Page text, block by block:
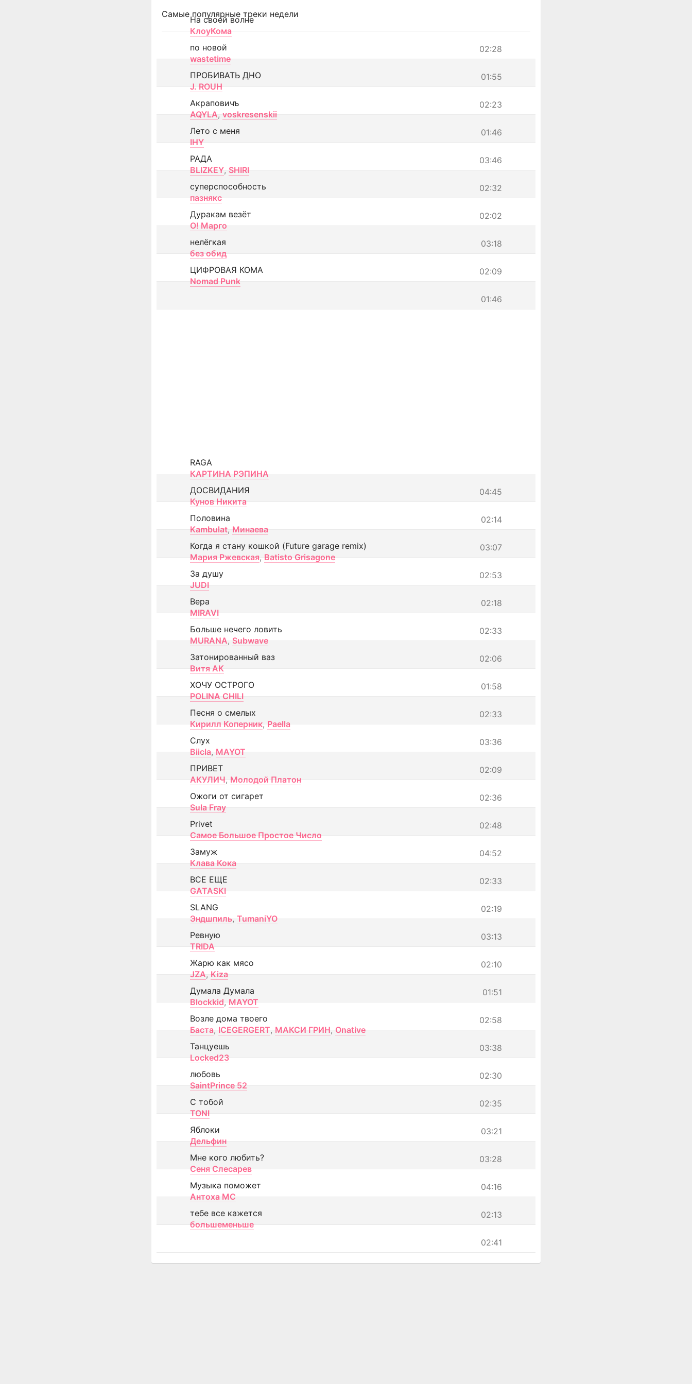
Самые популярные треки недели
На своей волне
КлоуКома
02:28
по новой
wastetime
01:55
ПРОБИВАТЬ ДНО
J. ROUH
02:23
Акраповичъ
AQYLA, voskresenskii
01:46
Лето с меня
IHY
03:46
РАДА
BLIZKEY, SHIRI
02:32
суперспособность
пазнякс
02:02
Дуракам везёт
О! Марго
03:18
нелёгкая
без обид
02:09
ЦИФРОВАЯ КОМА
Nomad Punk
01:46
RAGA
КАРТИНА РЭПИНА
04:45
ДОСВИДАНИЯ
Кунов Никита
02:14
Половина
Kambulat, Минаева
03:07
Когда я стану кошкой (Future garage remix)
Мария Ржевская, Batisto Grisagone
02:53
За душу
JUDI
02:18
Вера
MIRAVI
02:33
Больше нечего ловить
MURANA, Subwave
02:06
Затонированный ваз
Витя АК
01:58
ХОЧУ ОСТРОГО
POLINA CHILI
02:33
Песня о смелых
Кирилл Коперник, Paella
03:36
Слух
Biicla, MAYOT
02:09
ПРИВЕТ
АКУЛИЧ, Молодой Платон
02:36
Ожоги от сигарет
Sula Fray
02:48
Privet
Самое Большое Простое Число
04:52
Замуж
Клава Кока
02:33
ВСЕ ЕЩЕ
GATASKI
02:19
SLANG
Эндшпиль, TumaniYO
03:13
Ревную
TRIDA
02:10
Жарю как мясо
JZA, Kiza
01:51
Думала Думала
Blockkid, MAYOT
02:58
Возле дома твоего
Баста, ICEGERGERT, МАКСИ ГРИН, Onative
03:38
Танцуешь
Locked23
02:30
любовь
SaintPrince 52
02:35
С тобой
TONI
03:21
Яблоки
Дельфин
03:28
Мне кого любить?
Сеня Слесарев
04:16
Музыка поможет
Антоха МС
02:13
тебе все кажется
большеменьше
02:41